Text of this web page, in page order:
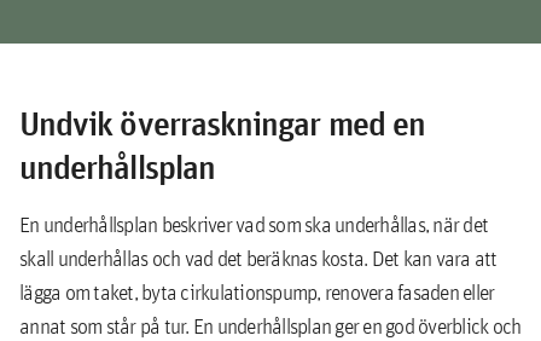
Undvik överraskningar med en
underhållsplan
En underhållsplan beskriver vad som ska underhållas, när det
skall underhållas och vad det beräknas kosta. Det kan vara att
lägga om taket, byta cirkulationspump, renovera fasaden eller
annat som står på tur. En underhållsplan ger en god överblick och